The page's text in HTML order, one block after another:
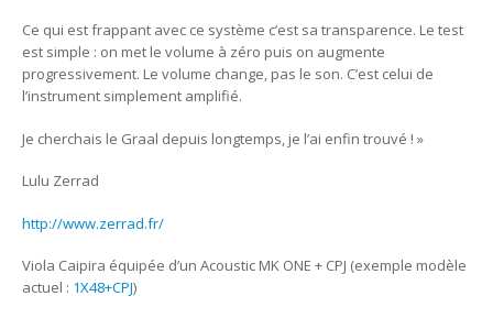
Ce qui est frappant avec ce système c’est sa transparence. Le test
est simple : on met le volume à zéro puis on augmente
progressivement. Le volume change, pas le son. C’est celui de
l’instrument simplement amplifié.
Je cherchais le Graal depuis longtemps, je l’ai enfin trouvé ! »
Lulu Zerrad
http://www.zerrad.fr/
Viola Caipira équipée d’un Acoustic MK ONE + CPJ (exemple modèle
actuel : 1X48+CPJ)